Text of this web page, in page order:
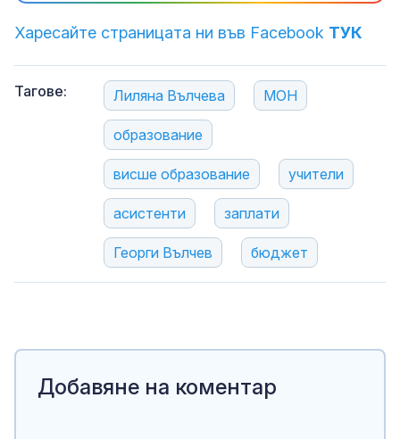
Харесайте страницата ни във Facebook ТУК
Тагове: Лиляна Вълчева МОН
образование
висше образование учители
асистенти заплати
Георги Вълчев бюджет
Добавяне на коментар